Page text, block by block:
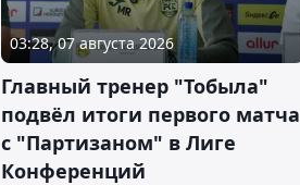
03:28, 07 августа 2026
Главный тренер "Тобыла"
подвёл итоги первого матча
с "Партизаном" в Лиге
Конференций